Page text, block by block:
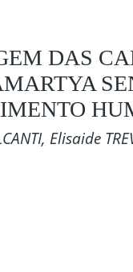
DAS
Elisaide